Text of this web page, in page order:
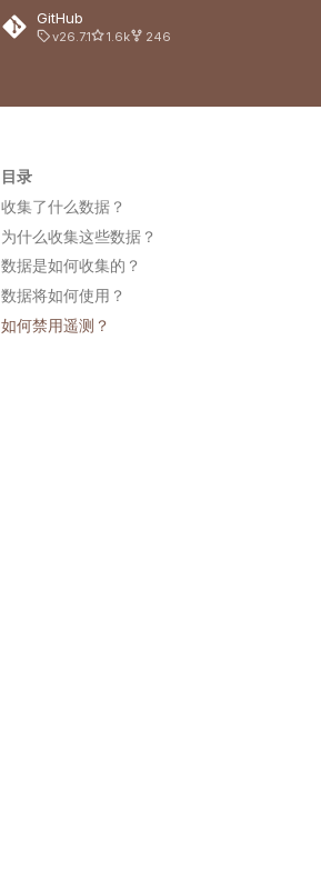
GitHub
v26.7.1 1.6k 246
目录
收集了什么数据？
为什么收集这些数据？
数据是如何收集的？
数据将如何使用？
如何禁用遥测？